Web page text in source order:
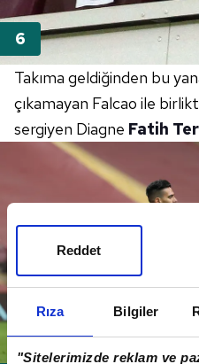
Rıza Bilgiler
"Sitelerimizde reklam ve
Reddet
Takıma geldiğinden bu
çıkamayan Falcao ile
sergiyen Diagne Fatih